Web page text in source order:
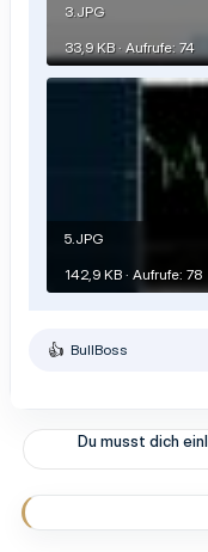
3.JPG
33,9 KB · Aufrufe: 74
5.JPG
142,9 KB · Aufrufe: 78
R
t
o
n
n
BullBoss
Du musst dich